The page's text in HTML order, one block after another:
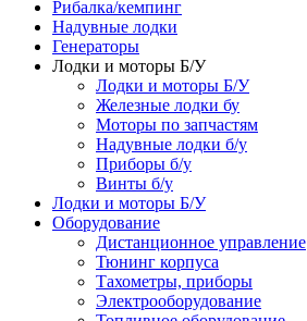
Рибалка/кемпинг
Надувные лодки
Генераторы
Лодки и моторы Б/У
Лодки и моторы Б/У
Железные лодки бу
Моторы по запчастям
Надувные лодки б/у
Приборы б/у
Винты б/у
Лодки и моторы Б/У
Оборудование
Дистанционное управление
Тюнинг корпуса
Тахометры, приборы
Электрооборудование